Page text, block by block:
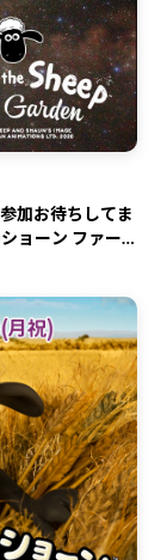
課）
員会
加お待ちしてま
ョーン ファー